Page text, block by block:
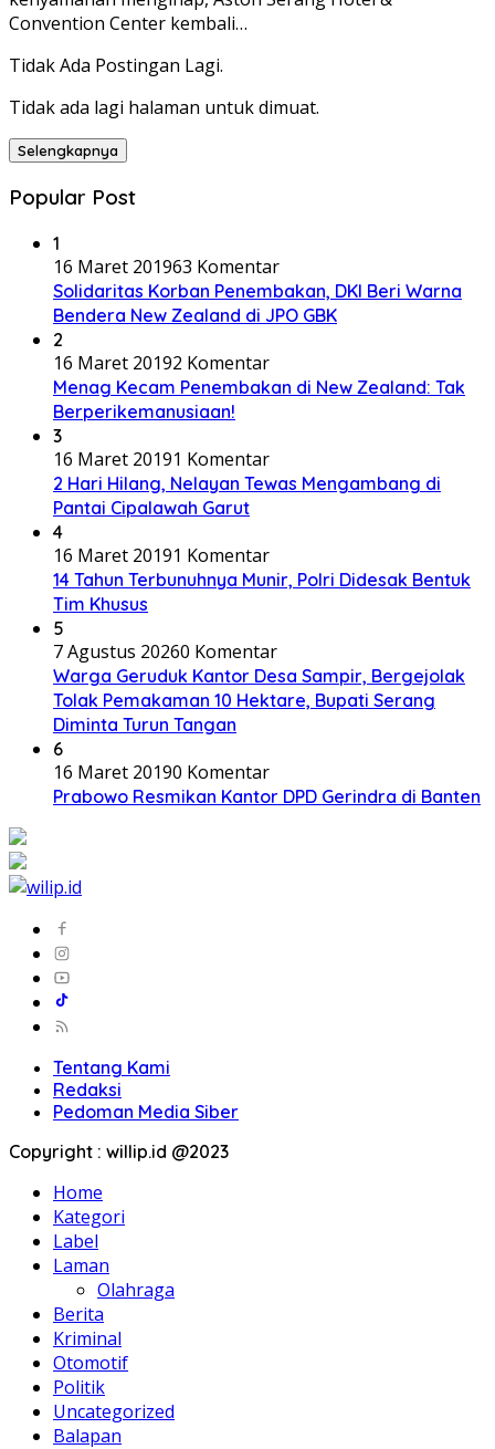
Convention Center kembali…
Tidak Ada Postingan Lagi.
Tidak ada lagi halaman untuk dimuat.
Selengkapnya
Popular Post
1
16 Maret 201963 Komentar
Solidaritas Korban Penembakan, DKI Beri Warna
Bendera New Zealand di JPO GBK
2
16 Maret 20192 Komentar
Menag Kecam Penembakan di New Zealand: Tak
Berperikemanusiaan!
3
16 Maret 20191 Komentar
2 Hari Hilang, Nelayan Tewas Mengambang di
Pantai Cipalawah Garut
4
16 Maret 20191 Komentar
14 Tahun Terbunuhnya Munir, Polri Didesak Bentuk
Tim Khusus
5
7 Agustus 20260 Komentar
Warga Geruduk Kantor Desa Sampir, Bergejolak
Tolak Pemakaman 10 Hektare, Bupati Serang
Diminta Turun Tangan
6
16 Maret 20190 Komentar
Prabowo Resmikan Kantor DPD Gerindra di Banten
Tentang Kami
Redaksi
Pedoman Media Siber
Copyright : willip.id @2023
Home
Kategori
Label
Laman
Olahraga
Berita
Kriminal
Otomotif
Politik
Uncategorized
Balapan